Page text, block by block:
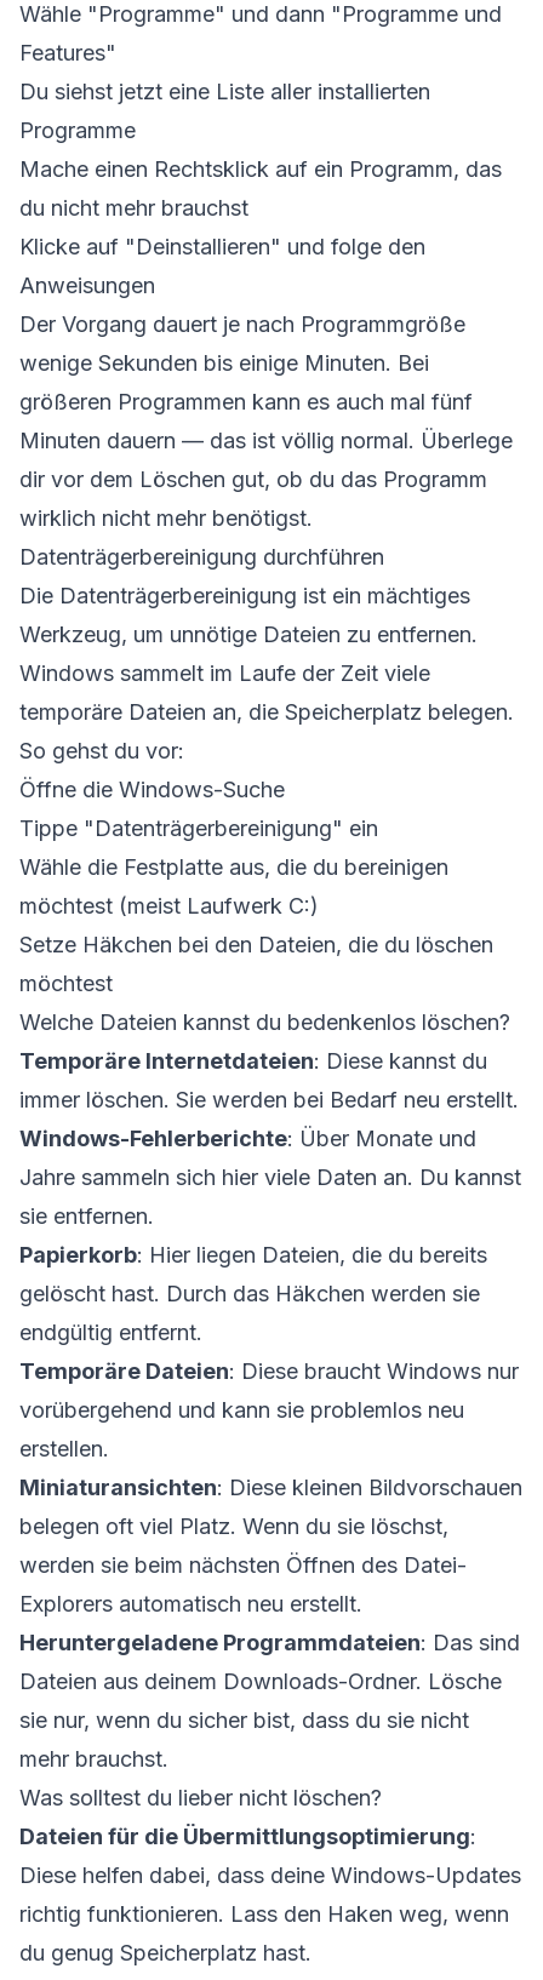
Wähle "Programme" und dann "Programme und
Features"
Du siehst jetzt eine Liste aller installierten
Programme
Mache einen Rechtsklick auf ein Programm, das
du nicht mehr brauchst
Klicke auf "Deinstallieren" und folge den
Anweisungen
Der Vorgang dauert je nach Programmgröße
wenige Sekunden bis einige Minuten. Bei
größeren Programmen kann es auch mal fünf
Minuten dauern — das ist völlig normal. Überlege
dir vor dem Löschen gut, ob du das Programm
wirklich nicht mehr benötigst.
Datenträgerbereinigung durchführen
Die Datenträgerbereinigung ist ein mächtiges
Werkzeug, um unnötige Dateien zu entfernen.
Windows sammelt im Laufe der Zeit viele
temporäre Dateien an, die Speicherplatz belegen.
So gehst du vor:
Öffne die Windows-Suche
Tippe "Datenträgerbereinigung" ein
Wähle die Festplatte aus, die du bereinigen
möchtest (meist Laufwerk C:)
Setze Häkchen bei den Dateien, die du löschen
möchtest
Welche Dateien kannst du bedenkenlos löschen?
Temporäre Internetdateien: Diese kannst du
immer löschen. Sie werden bei Bedarf neu erstellt.
Windows-Fehlerberichte: Über Monate und
Jahre sammeln sich hier viele Daten an. Du kannst
sie entfernen.
Papierkorb: Hier liegen Dateien, die du bereits
gelöscht hast. Durch das Häkchen werden sie
endgültig entfernt.
Temporäre Dateien: Diese braucht Windows nur
vorübergehend und kann sie problemlos neu
erstellen.
Miniaturansichten: Diese kleinen Bildvorschauen
belegen oft viel Platz. Wenn du sie löschst,
werden sie beim nächsten Öffnen des Datei-
Explorers automatisch neu erstellt.
Heruntergeladene Programmdateien: Das sind
Dateien aus deinem Downloads-Ordner. Lösche
sie nur, wenn du sicher bist, dass du sie nicht
mehr brauchst.
Was solltest du lieber nicht löschen?
Dateien für die Übermittlungsoptimierung:
Diese helfen dabei, dass deine Windows-Updates
richtig funktionieren. Lass den Haken weg, wenn
du genug Speicherplatz hast.